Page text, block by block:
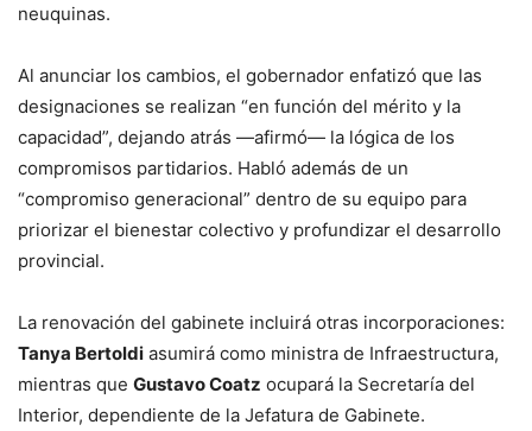
neuquinas.
Al anunciar los cambios, el gobernador enfatizó que las
designaciones se realizan “en función del mérito y la
capacidad”, dejando atrás —afirmó— la lógica de los
compromisos partidarios. Habló además de un
“compromiso generacional” dentro de su equipo para
priorizar el bienestar colectivo y profundizar el desarrollo
provincial.
La renovación del gabinete incluirá otras incorporaciones:
Tanya Bertoldi asumirá como ministra de Infraestructura,
mientras que Gustavo Coatz ocupará la Secretaría del
Interior, dependiente de la Jefatura de Gabinete.